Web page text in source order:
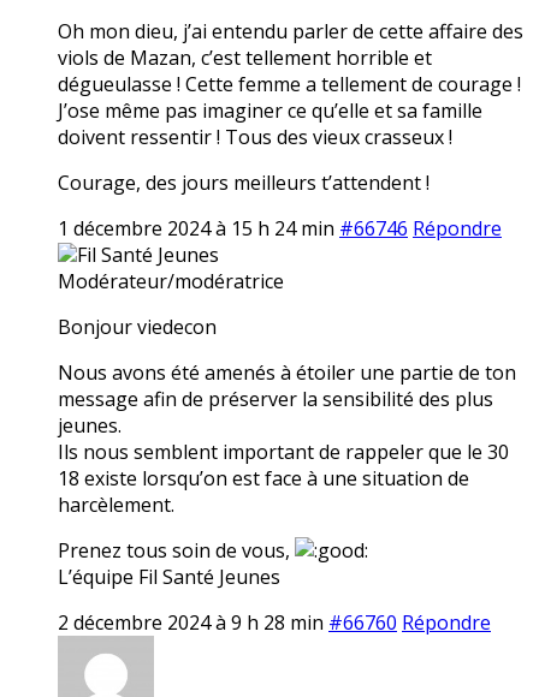
Oh mon dieu, j’ai entendu parler de cette affaire des
viols de Mazan, c’est tellement horrible et
dégueulasse ! Cette femme a tellement de courage !
J’ose même pas imaginer ce qu’elle et sa famille
doivent ressentir ! Tous des vieux crasseux !
Courage, des jours meilleurs t’attendent !
1 décembre 2024 à 15 h 24 min #66746 Répondre
Fil Santé Jeunes
Modérateur/modératrice
Bonjour viedecon
Nous avons été amenés à étoiler une partie de ton
message afin de préserver la sensibilité des plus
jeunes.
Ils nous semblent important de rappeler que le 30
18 existe lorsqu’on est face à une situation de
harcèlement.
Prenez tous soin de vous,
L’équipe Fil Santé Jeunes
2 décembre 2024 à 9 h 28 min #66760 Répondre